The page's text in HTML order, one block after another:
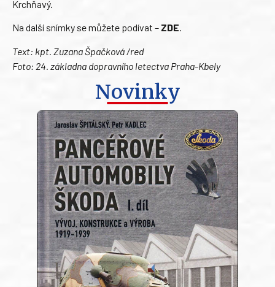
Krchňavý.
Na další snímky se můžete podívat – ZDE.
Text: kpt. Zuzana Špačková /red
Foto: 24. základna dopravního letectva Praha-Kbely
Novinky